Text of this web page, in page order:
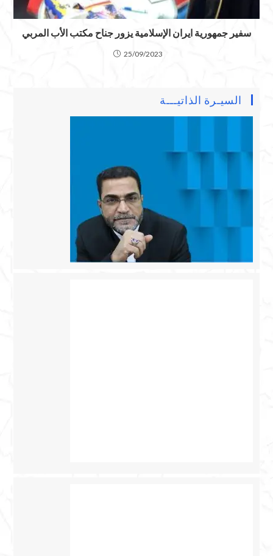
سفير جمهورية ايران الإسلامية يزور جناح مكتب الأب المربي
25/09/2023
السيـرة الذاتيـــة